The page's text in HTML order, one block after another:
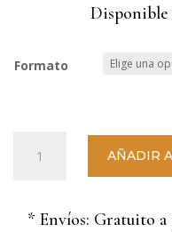
Disponible
Formato
(diferentes
AÑADIR
* Envíos: Gratuito